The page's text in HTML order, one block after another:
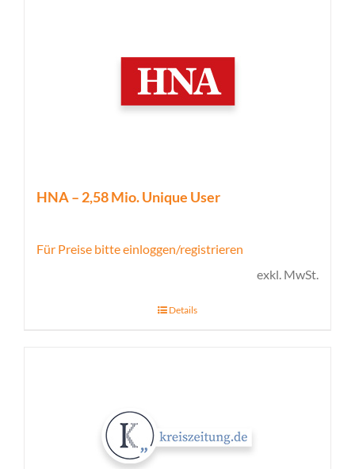
HNA – 2,58 Mio. Unique User
Für Preise bitte einloggen/registrieren
exkl. MwSt.
Details